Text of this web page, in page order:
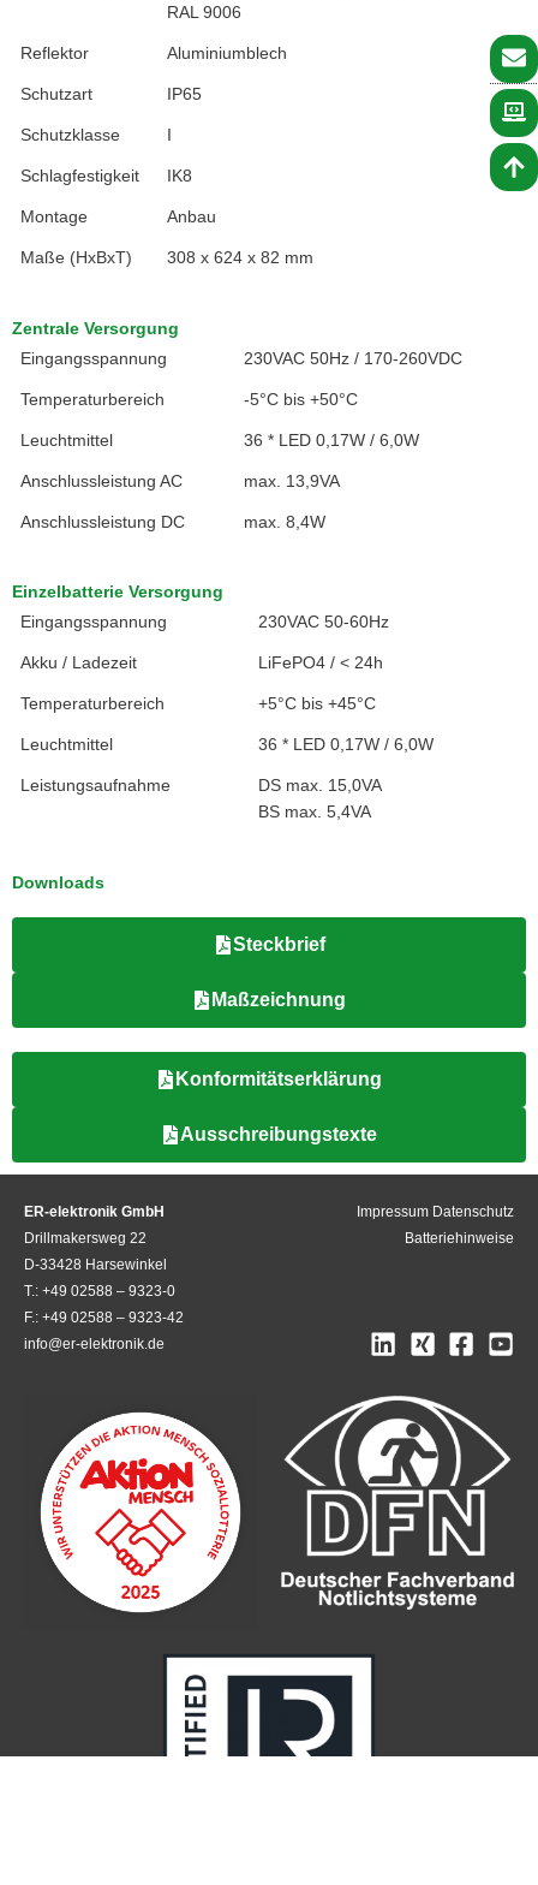
RAL 9006
Reflektor Aluminiumblech
Schutzart IP65
Schutzklasse
Schlagfestigkeit IK8
Montage Anbau
Maße (HxBxT) 308 x 624 x 82 mm
Zentrale Versorgung
Eingangsspannung
230VAC 50Hz / 170-260VDC
Temperaturbereich -5°C bis +50°C
Leuchtmittel 36 * LED 0,17W / 6,0W
Anschlussleistung AC max. 13,9VA
Anschlussleistung DC max. 8,4W
Einzelbatterie Versorgung
Eingangsspannung
230VAC 50-60Hz
Akku / Ladezeit LiFePO4 / < 24h
Temperaturbereich +5°C bis +45°C
Leuchtmittel 36 * LED 0,17W / 6,0W
Leistungsaufnahme
DS max. 15,0VA
BS max. 5,4VA
Downloads
Steckbrief
Maßzeichnung
Konformitätserklärung
Ausschreibungstexte
ER-elektronik GmbH
Drillmakersweg 22
D-33428 Harsewinkel
T.: +49 02588 – 9323-0
F.: +49 02588 – 9323-42
info@er-elektronik.de
Impressum Datenschutz
Batteriehinweise